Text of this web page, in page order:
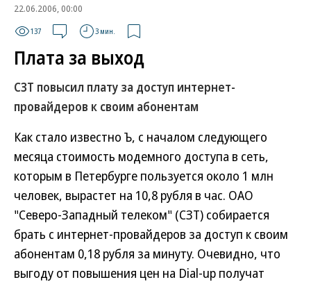
22.06.2006, 00:00
137 3 мин.
Плата за выход
СЗТ повысил плату за доступ интернет-
провайдеров к своим абонентам
Как стало известно Ъ, с началом следующего
месяца стоимость модемного доступа в сеть,
которым в Петербурге пользуется около 1 млн
человек, вырастет на 10,8 рубля в час. ОАО
"Северо-Западный телеком" (СЗТ) собирается
брать с интернет-провайдеров за доступ к своим
абонентам 0,18 рубля за минуту. Очевидно, что
выгоду от повышения цен на Dial-up получат